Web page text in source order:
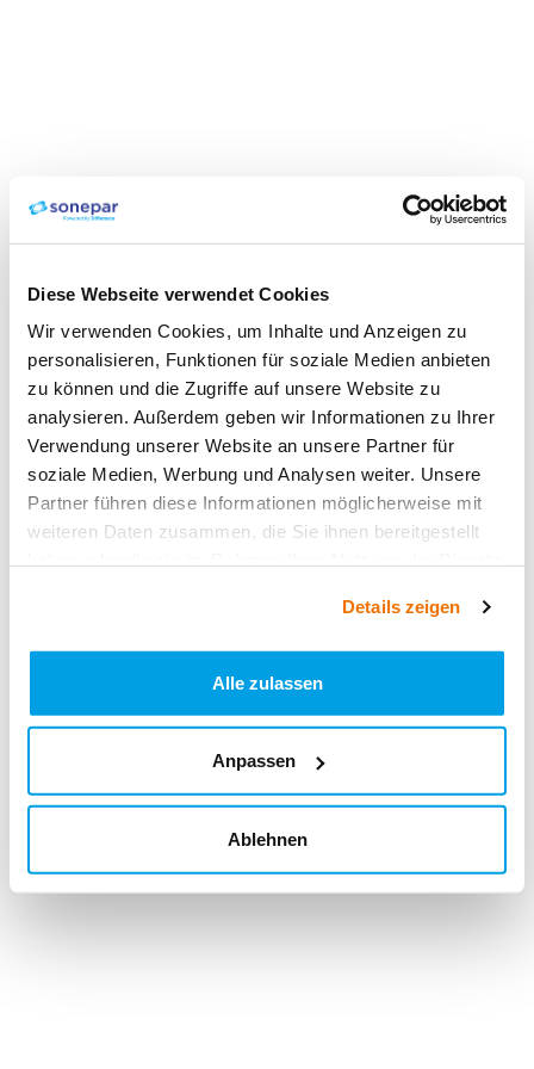
Diese Webseite verwendet Cookies
Wir verwenden Cookies, um Inhalte und Anzeigen zu
personalisieren, Funktionen für soziale Medien anbieten
zu können und die Zugriffe auf unsere Website zu
analysieren. Außerdem geben wir Informationen zu Ihrer
Verwendung unserer Website an unsere Partner für
soziale Medien, Werbung und Analysen weiter. Unsere
Partner führen diese Informationen möglicherweise mit
weiteren Daten zusammen, die Sie ihnen bereitgestellt
Details zeigen
Alle zulassen
Anpassen
Ablehnen